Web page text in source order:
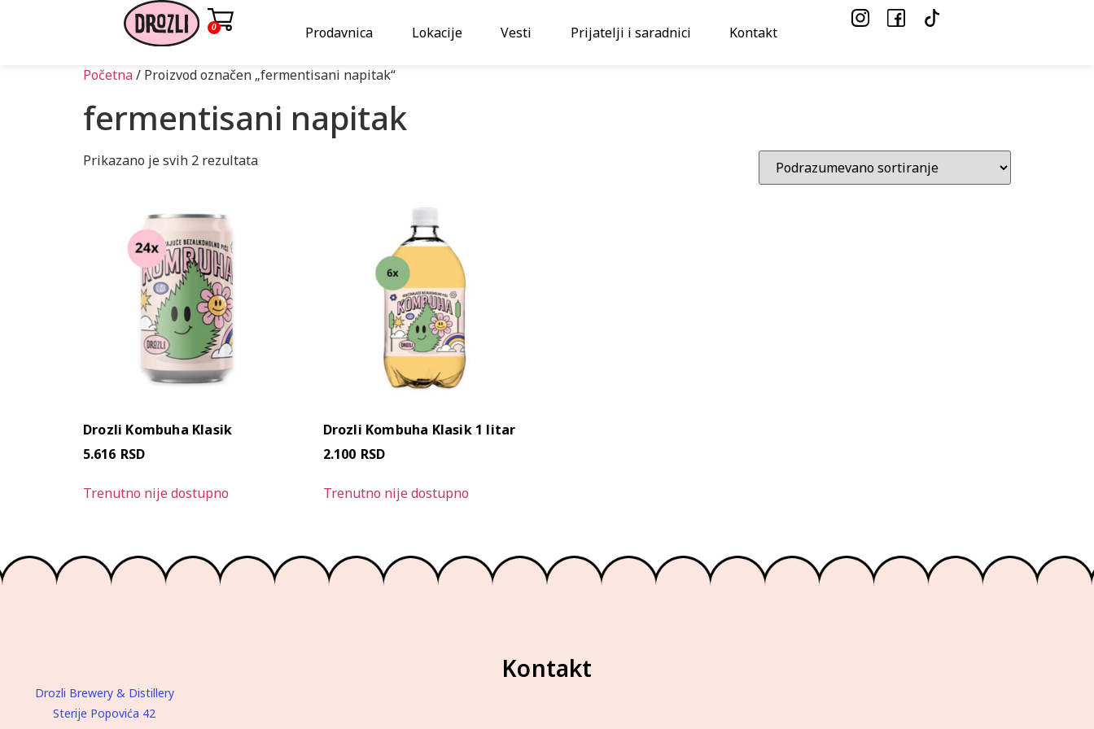
0 Prodavnica Lokacije Vesti Prijatelji i saradnici Kontakt
Početna/ Proizvod označen „fermentisani napitak“
fermentisani napitak
Prikazano je svih 2 rezultata
Drozli Kombuha Klasik
5.616 RSD
Trenutno nije dostupno
Drozli Kombuha Klasik 1 litar
2.100 RSD
Trenutno nije dostupno
Kontakt
Drozli Brewery & Distillery
Sterije Popovića 42